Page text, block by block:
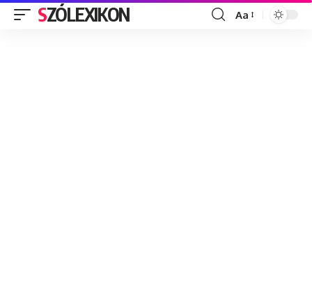
SZÓLEXIKON
Font
Aa